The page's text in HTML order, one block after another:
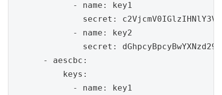
            - name: key1
secret:
            - name: key2
secret:
      - aescbc:
          keys:
            - name: key1